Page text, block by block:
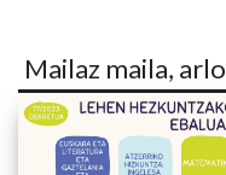
Mailaz maila,